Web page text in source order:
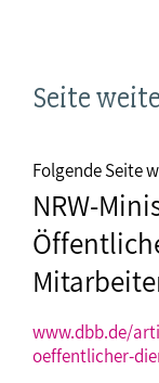
Seite
Folgende Seite
NRW-
www.dbb.de/
oeffentlicher-